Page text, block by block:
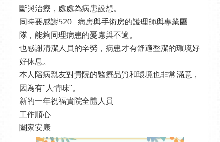
斷與治療，處處為病患設想。
同時要感謝520 病房與手術房的護理師與專業團
隊，能夠同理病患的憂慮與不適。
也感謝清潔人員的辛勞，病患才有舒適整潔的環境好
好休息。
本人陪病親友對貴院的醫療品質和環境也非常滿意，
因為有"人情味"。
新的一年祝福貴院全體人員
工作順心
闔家安康